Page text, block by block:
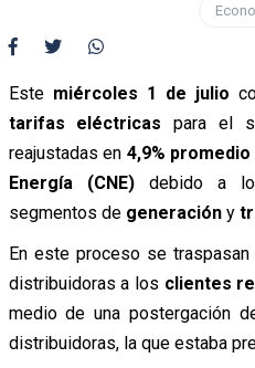
Este miércoles 1 de julio
tarifas eléctricas para el
reajustadas en 4,9% promedio
Energía (CNE)debido a
segmentos de generacióny
En este proceso se
distribuidoras a los clientes
medio de una postergación
distribuidoras, la que estaba